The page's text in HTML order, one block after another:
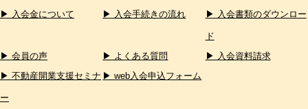
▶ 入会金について
▶ 入会手続きの流れ ▶ 入会書類のダウンロー
ド
▶ 会員の声
▶ よくある質問
▶ 入会資料請求
▶ 不動産開業支援セミナ
ー
▶ web入会申込フォーム